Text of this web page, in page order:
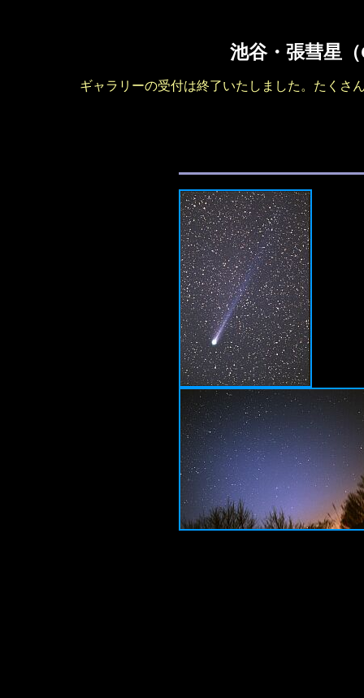
池谷・張彗星
ギャラリーの受付は終了いたしました。たくさ